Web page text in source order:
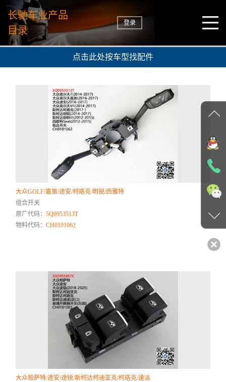
长驰车业产品
目录
登录
点击此处按车型找配件
大众GOLF/嘉旅/途安/柯珞克/明锐/西雅特
组合开关
原厂代码：5Q0953513T
物料代码：CH0101062
大众帕萨特/途安/途锐/斯柯达柯迪亚克/柯珞克/速派